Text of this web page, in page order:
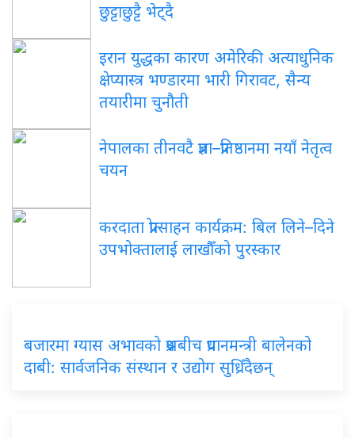
छुट्टाछुट्टै भेट्दै
इरान युद्धका कारण अमेरिकी अत्याधुनिक
क्षेप्यास्त्र भण्डारमा भारी गिरावट, सैन्य
तयारीमा चुनौती
नेपालका तीनवटै प्रज्ञा–प्रतिष्ठानमा नयाँ नेतृत्व
चयन
करदाता प्रोत्साहन कार्यक्रम: बिल लिने–दिने
उपभोक्तालाई लाखौँको पुरस्कार
बजारमा ग्यास अभावको प्रश्नबीच प्रधानमन्त्री बालेनको
दाबी: सार्वजनिक संस्थान र उद्योग सुध्रिँदैछन्